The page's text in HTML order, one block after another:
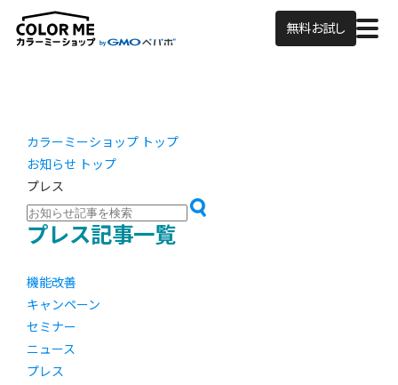
無料お試し
カラーミーショップ トップ
お知らせ トップ
プレス
プレス記事一覧
機能改善
キャンペーン
セミナー
ニュース
プレス